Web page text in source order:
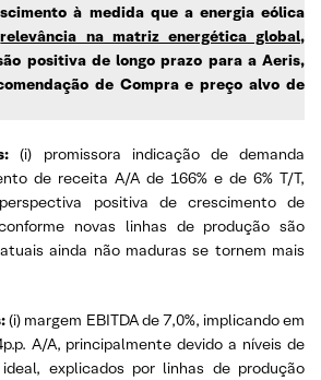
à medida que a energia eólica
relevância na matriz energética global,
positiva de longo prazo para a Aeris,
de Compra e preço alvo de
(i) promissora indicação de demanda
de receita A/A de 166% e de 6% T/T,
positiva de crescimento de
novas linhas de produção são
ainda não maduras se tornem mais
(i) margem EBITDA de 7,0%, implicando em
A/A, principalmente devido a níveis de
explicados por linhas de produção